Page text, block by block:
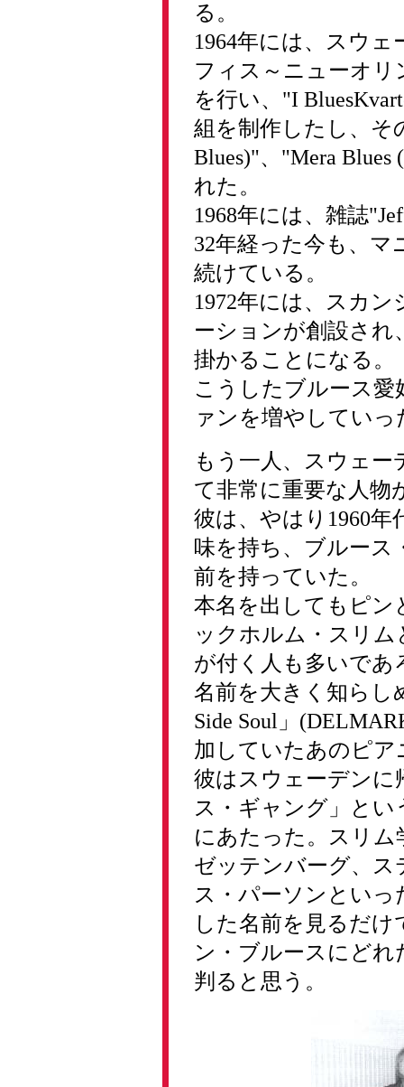
る。
1964年には、スウ
フィス～ニューオリ
を行い、"I
組を制作したし、そ
Blues)"、"Mera
れた。
1968年には、雑誌
32年経った今も、マ
続けている。
1972年には、スカ
ーションが創設され
掛かることになる。
こうしたブルース愛
ァンを増やしてい
もう一人、スウェ
て非常に重要な人物
彼は、やはり1960
味を持ち、ブルース
前を持っていた。
本名を出してもピン
ックホルム・スリ
が付く人も多いで
名前を大きく知らし
Side Soul」
加していたあのピア
彼はスウェーデンに
ス・ギャング」と
にあたった。スリム
ゼッテンバーグ、
ス・パーソンとい
した名前を見るだ
ン・ブルースにど
判ると思う。